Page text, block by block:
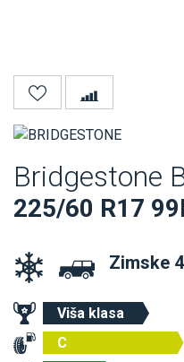
Bridgestone
225/60 R17
Zimske
Viša klasa
C